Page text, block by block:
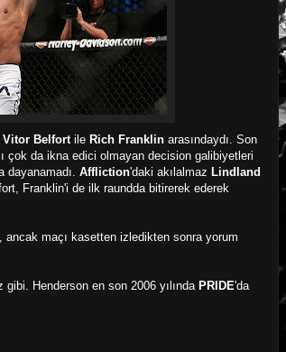
Vitor Belfort ile Rich Franklin arasındaydı. Son
çok da ikna edici olmayan decision galibiyetleri
dayanamadı. Affliction'daki akılalmaz Lindland
Franklin'i de ilk raundda bitirerek ederek
ancak maçı kasetten izledikten sonra yorum
Henderson en son 2006 yılında PRIDE'da